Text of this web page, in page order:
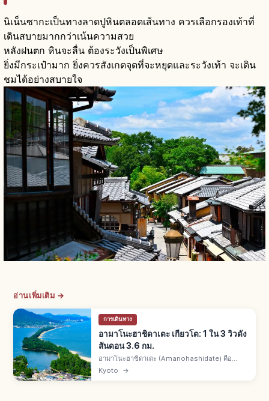
นิเน็นซากะเป็นทางลาดปูหินตลอดเส้นทาง ควรเลือกรองเท้าที่
เดินสบายมากกว่าเน้นความสวย
หลังฝนตก หินจะลื่น ต้องระวังเป็นพิเศษ
ยิ่งมีกระเป๋ามาก ยิ่งควรสังเกตจุดที่จะหยุดและระวังเท้า จะเดิน
ชมได้อย่างสบายใจ
อ่านเพิ่มเติม →
การเดินทาง
อามาโนะฮาชิดาเตะ เกียวโต: 1 ใน 3 วิวดัง
สันดอน 3.6 กม.
อามาโนะฮาชิดาเตะ (Amanohashidate) คือ
สันดอนทรายมิยาซุเหนือเกียวโต 1 ใน 3 วิวดังญี่ปุ่
นกับมัตสึชิมะและมิยาจิมะ ยาว 3.6 กม. ต้นสนกว่า
Kyoto →